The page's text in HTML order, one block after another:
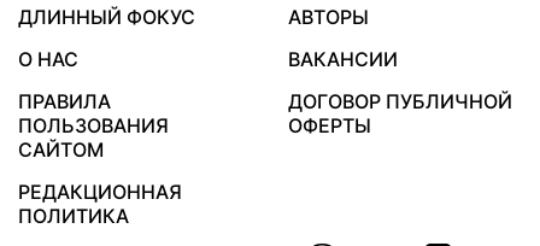
ДЛИННЫЙ ФОКУС
АВТОРЫ
О НАС
ВАКАНСИИ
ПРАВИЛА
ПОЛЬЗОВАНИЯ
САЙТОМ
ДОГОВОР ПУБЛИЧНОЙ
ОФЕРТЫ
РЕДАКЦИОННАЯ
ПОЛИТИКА